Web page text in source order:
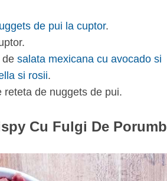
de pui la cuptor.
de salata mexicana cu avocado si
si rosii.
de nuggets de pui.
Cu Fulgi De Porumb